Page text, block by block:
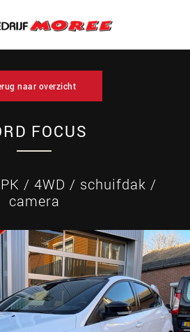
naar overzicht
FOCUS
/ 4WD / schuifdak /
camera